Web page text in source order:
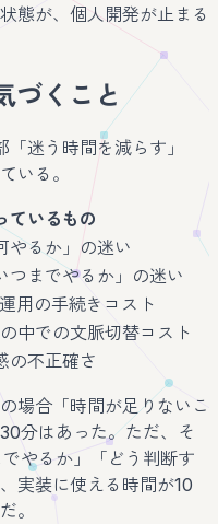
態が、個人開発が止まる
づくこと
迷う時間を減らす」
いる。
ているもの
やるか」の迷い
つまでやるか」の迷い
用の手続きコスト
中での文脈切替コスト
の不正確さ
場合「時間が足りないこ
分はあった。ただ、そ
やるか」「どう判断す
実装に使える時間が10
。